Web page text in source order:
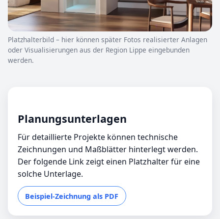
Platzhalterbild – hier können später Fotos realisierter Anlagen
oder Visualisierungen aus der Region Lippe eingebunden
werden.
Planungsunterlagen
Für detaillierte Projekte können technische
Zeichnungen und Maßblätter hinterlegt werden.
Der folgende Link zeigt einen Platzhalter für eine
solche Unterlage.
Beispiel-Zeichnung als PDF